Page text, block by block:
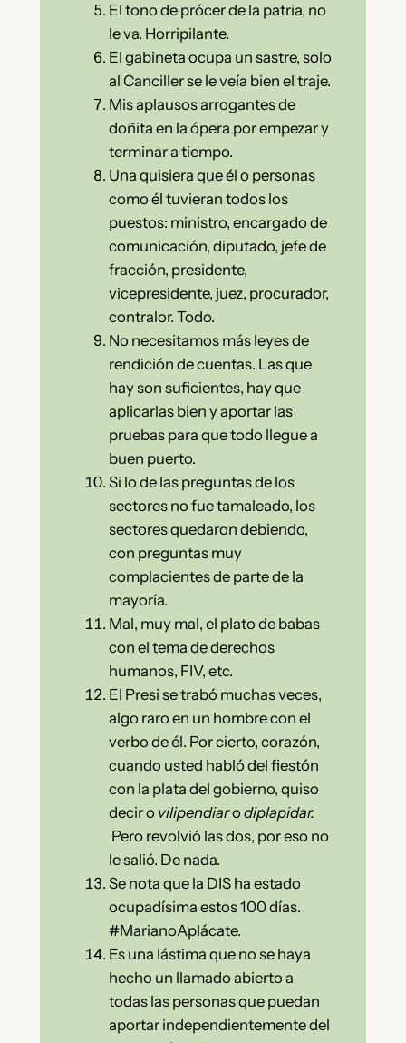
El tono de prócer de la patria, no
le va. Horripilante.
El gabineta ocupa un sastre, solo
al Canciller se le veía bien el traje.
Mis aplausos arrogantes de
doñita en la ópera por empezar y
terminar a tiempo.
Una quisiera que él o personas
como él tuvieran todos los
puestos: ministro, encargado de
comunicación, diputado, jefe de
fracción, presidente,
vicepresidente, juez, procurador,
contralor. Todo.
No necesitamos más leyes de
rendición de cuentas. Las que
hay son suficientes, hay que
aplicarlas bien y aportar las
pruebas para que todo llegue a
buen puerto.
Si lo de las preguntas de los
sectores no fue tamaleado, los
sectores quedaron debiendo,
con preguntas muy
complacientes de parte de la
mayoría.
Mal, muy mal, el plato de babas
con el tema de derechos
humanos, FIV, etc.
El Presi se trabó muchas veces,
algo raro en un hombre con el
verbo de él. Por cierto, corazón,
cuando usted habló del fiestón
con la plata del gobierno, quiso
decir o vilipendiaro diplapidar.
Pero revolvió las dos, por eso no
le salió. De nada.
Se nota que la DIS ha estado
ocupadísima estos 100 días.
#MarianoAplácate.
Es una lástima que no se haya
hecho un llamado abierto a
todas las personas que puedan
aportar independientemente del